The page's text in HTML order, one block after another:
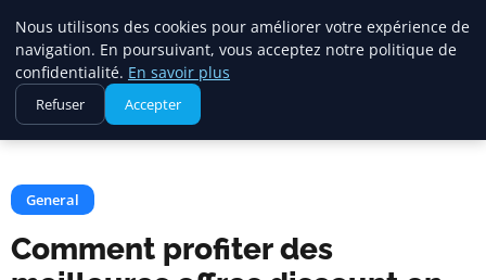
Maadi Gazette
Accueil
General
Comment profiter des meilleures offres discount en 2025
General
Comment profiter des
Nous utilisons des cookies pour améliorer votre expérience de
navigation. En poursuivant, vous acceptez notre politique de
confidentialité. En savoir plus
Refuser Accepter